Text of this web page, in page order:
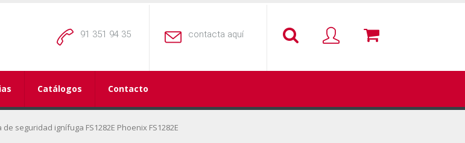
91 351 94 35 contacta aquí
Catálogos Contacto
de seguridad ignífuga FS1282E Phoenix FS1282E